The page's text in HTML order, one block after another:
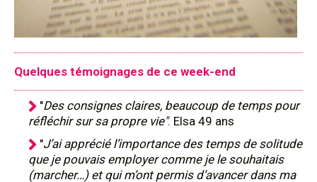
Quelques témoignages de ce week-end
"Des consignes claires, beaucoup de temps pour
réfléchir sur sa propre vie". Elsa 49 ans
"J’ai apprécié l’importance des temps de solitude
que je pouvais employer comme je le souhaitais
(marcher…) et qui m’ont permis d’avancer dans ma